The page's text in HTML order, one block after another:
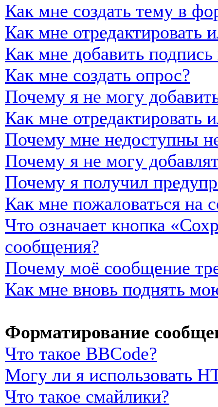
Как мне создать тему в
Как мне отредактировать
Как мне добавить
Как мне создать опрос?
Почему я не могу
Как мне отредактировать
Почему мне недоступны
Почему я не могу
Почему я получил
Как мне пожаловаться на
Что означает кнопка
сообщения?
Почему моё сообщение
Как мне вновь поднять
Форматирование
Что такое BBCode?
Могу ли я использовать
Что такое смайлики?